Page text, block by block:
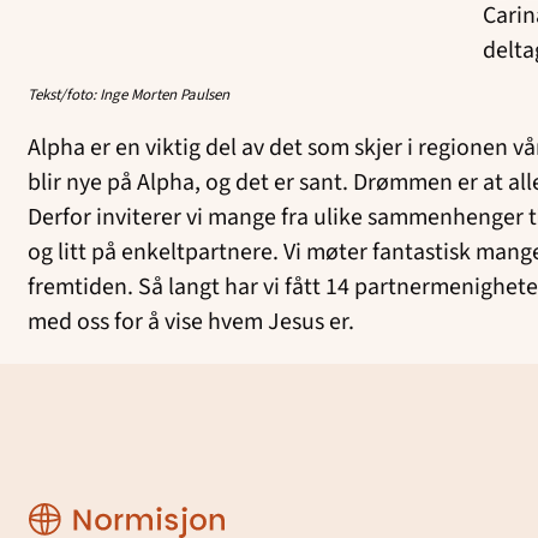
Tekst/foto: Inge Morten Paulsen
Alpha er en viktig del av det som skjer i regionen
blir nye på Alpha, og det er sant. Drømmen er at
Derfor inviterer vi mange fra ulike sammenhenger
og litt på enkeltpartnere. Vi møter fantastisk
fremtiden. Så langt har vi fått 14
med oss for å vise hvem Jesus er.
Region